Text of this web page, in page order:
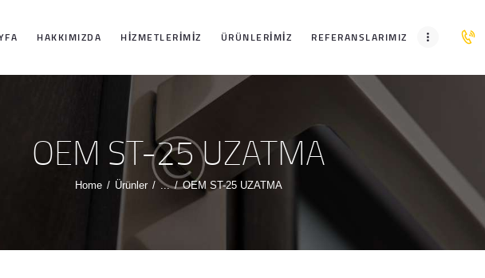
HAKKIMIZDA HIZMETLERIMIZ ÜRÜNLERIMIZ REFERANSLARIMIZ
OEM ST-25 UZATMA
Home Ürünler ... OEM ST-25 UZATMA
ANASAYFA
HAKKIMIZDA
HIZMETLERIMIZ
ÜRÜNLERIMIZ
REFERANSLARI